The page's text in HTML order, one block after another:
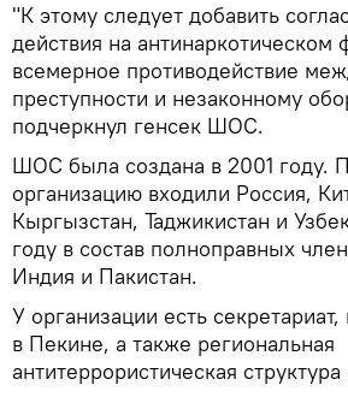
"К этому следует добавить
действия на антинаркотическом
всемерное противодействие
преступности и незаконному
подчеркнул генсек ШОС.
ШОС была создана в 2001 году.
организацию входили Россия,
Кыргызстан, Таджикистан и
году в состав полноправных
Индия и Пакистан.
У организации есть
в Пекине, а также региональная
антитеррористическая